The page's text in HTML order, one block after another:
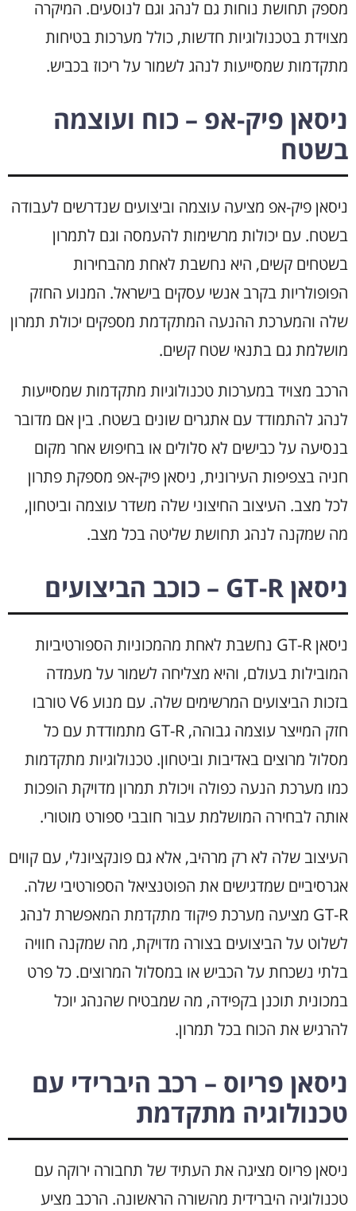
מספק תחושת נוחות גם לנהג וגם לנוסעים. המיקרה
מצוידת בטכנולוגיות חדשות, כולל מערכות בטיחות
מתקדמות שמסייעות לנהג לשמור על ריכוז בכביש.
ניסאן פיק-אפ – כוח ועוצמה
בשטח
ניסאן פיק-אפ מציעה עוצמה וביצועים שנדרשים לעבודה
בשטח. עם יכולות מרשימות להעמסה וגם לתמרון
בשטחים קשים, היא נחשבת לאחת מהבחירות
הפופולריות בקרב אנשי עסקים בישראל. המנוע החזק
שלה והמערכת ההנעה המתקדמת מספקים יכולת תמרון
מושלמת גם בתנאי שטח קשים.
הרכב מצויד במערכות טכנולוגיות מתקדמות שמסייעות
לנהג להתמודד עם אתגרים שונים בשטח. בין אם מדובר
בנסיעה על כבישים לא סלולים או בחיפוש אחר מקום
חניה בצפיפות העירונית, ניסאן פיק-אפ מספקת פתרון
לכל מצב. העיצוב החיצוני שלה משדר עוצמה וביטחון,
מה שמקנה לנהג תחושת שליטה בכל מצב.
ניסאן GT-R – כוכב הביצועים
ניסאן GT-R נחשבת לאחת מהמכוניות הספורטיביות
המובילות בעולם, והיא מצליחה לשמור על מעמדה
בזכות הביצועים המרשימים שלה. עם מנוע V6 טורבו
חזק המייצר עוצמה גבוהה, GT-R מתמודדת עם כל
מסלול מרוצים באדיבות וביטחון. טכנולוגיות מתקדמות
כמו מערכת הנעה כפולה ויכולת תמרון מדויקת הופכות
אותה לבחירה המושלמת עבור חובבי ספורט מוטורי.
העיצוב שלה לא רק מרהיב, אלא גם פונקציונלי, עם קווים
אגרסיביים שמדגישים את הפוטנציאל הספורטיבי שלה.
GT-R מציעה מערכת פיקוד מתקדמת המאפשרת לנהג
לשלוט על הביצועים בצורה מדויקת, מה שמקנה חוויה
בלתי נשכחת על הכביש או במסלול המרוצים. כל פרט
במכונית תוכנן בקפידה, מה שמבטיח שהנהג יוכל
להרגיש את הכוח בכל תמרון.
ניסאן פריוס – רכב היברידי עם
טכנולוגיה מתקדמת
ניסאן פריוס מציגה את העתיד של תחבורה ירוקה עם
טכנולוגיה היברידית מהשורה הראשונה. הרכב מציע